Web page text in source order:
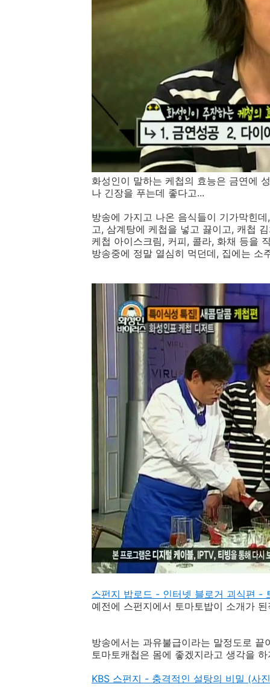
화성인이 말하는 케첩의 효능은 금연에
나 긴장을 푸는데 좋다고...
방송에 가지고 나온 음식들이 기가막힌
고, 삼계탕에 케첩을 넣고 끓이고, 캐첩
케첩 아이스크림, 커피, 콜라, 화채 등을
방송중에 정말 열심히 먹던데, 집에는 소
스펀지 밥로드 - 인터넷 블로거 괴식편 -
예전에 스펀지에서 토마토밥이 소개가
방송에서는 과유불급이라는 말정도로
토마토캐첩은 몸에 좋겠지라고 생각을
KBS 스펀지 - 충격적인 설탕의 비밀 (사